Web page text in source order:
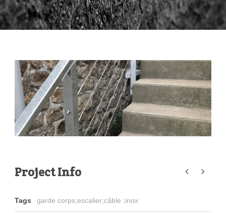
Project Info
Tags garde corps;escalier;câble ;inox